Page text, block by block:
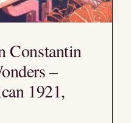
Constantin
–
1921,